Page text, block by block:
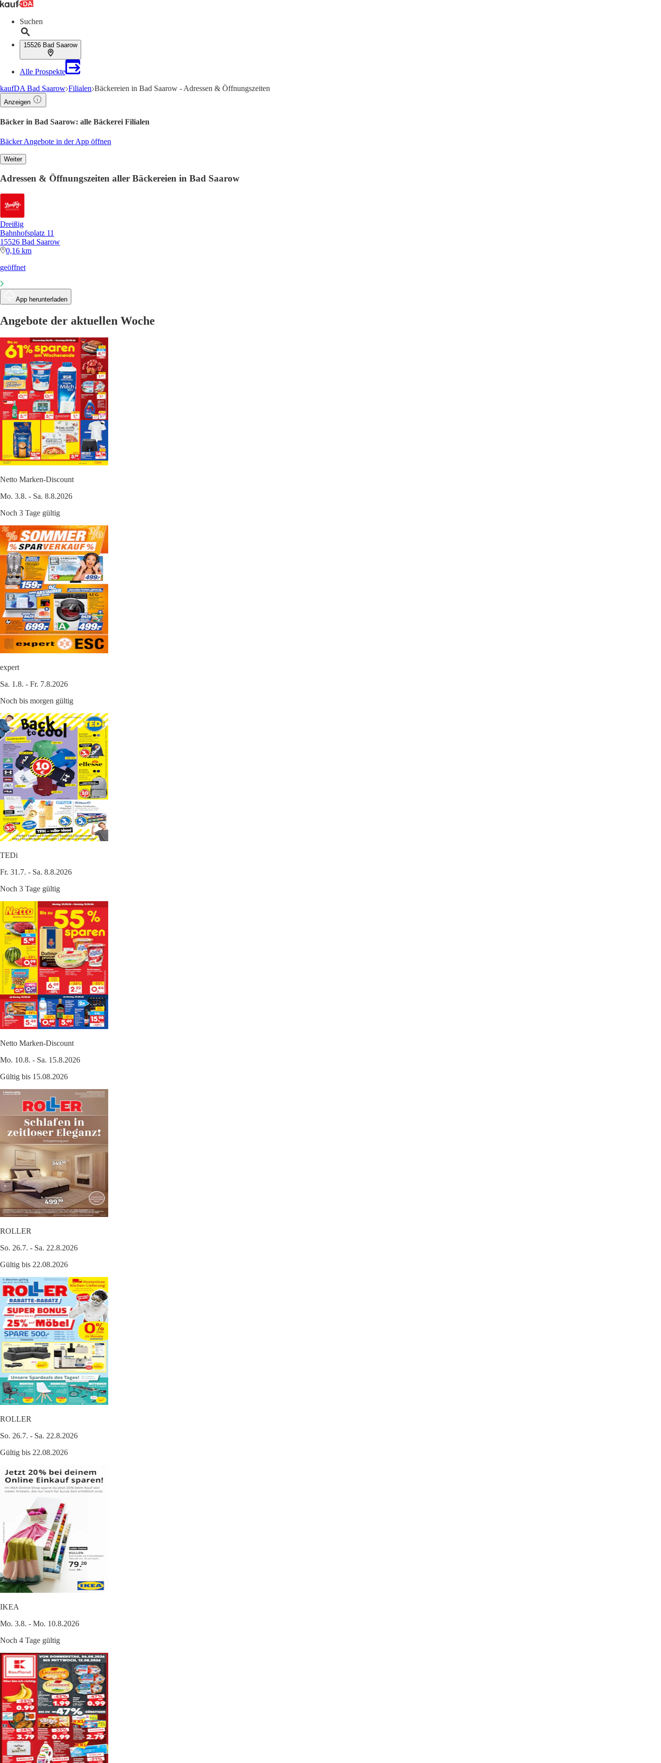
Suchen
15526 Bad Saarow
Alle Prospekte
kaufDA Bad Saarow Filialen Bäckereien in Bad Saarow - Adressen & Öffnungszeiten
Anzeigen
Bäcker in Bad Saarow: alle Bäckerei Filialen
Bäcker Angebote in der App öffnen
Weiter
Adressen & Öffnungszeiten aller Bäckereien in Bad Saarow
Dreißig
Bahnhofsplatz 11
15526 Bad Saarow
0,16 km
geöffnet
App herunterladen
Angebote der aktuellen Woche
Netto Marken-Discount
Mo. 3.8. - Sa. 8.8.2026
Noch 3 Tage gültig
expert
Sa. 1.8. - Fr. 7.8.2026
Noch bis morgen gültig
TEDi
Fr. 31.7. - Sa. 8.8.2026
Noch 3 Tage gültig
Netto Marken-Discount
Mo. 10.8. - Sa. 15.8.2026
Gültig bis 15.08.2026
ROLLER
So. 26.7. - Sa. 22.8.2026
Gültig bis 22.08.2026
ROLLER
So. 26.7. - Sa. 22.8.2026
Gültig bis 22.08.2026
IKEA
Mo. 3.8. - Mo. 10.8.2026
Noch 4 Tage gültig